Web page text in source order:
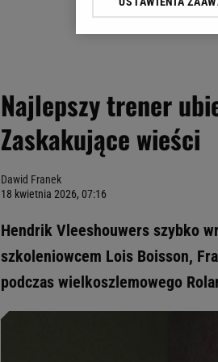
Najlepszy trener
Zaskakujące wieści
Dawid Franek
18 kwietnia 2026, 07:16
Hendrik Vleeshouwers szybko
szkoleniowcem Lois Boisson,
podczas wielkoszlemowego
Klikając „Akceptuję”
Zaufanych Partnerów i
My, nasi Zaufani
Użycie dokładnych
Przechowywanie
badnie odbiorców i